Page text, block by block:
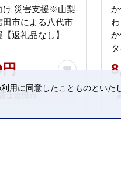
け 災害支援※山梨
田市による八代市
返礼品なし】
用に同意したことものといた